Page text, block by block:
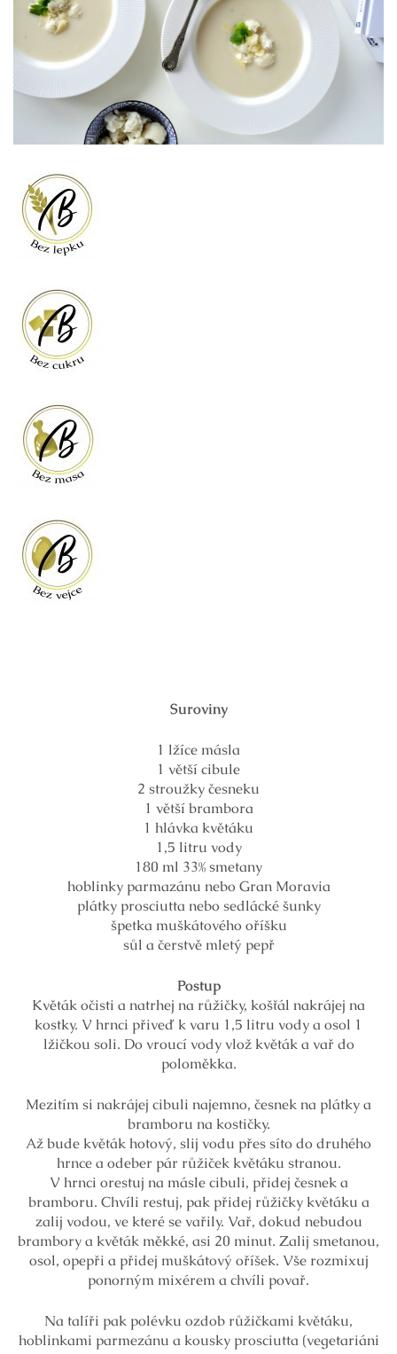
Suroviny
1 lžíce másla
1 větší cibule
2 stroužky česneku
1 větší brambora
1 hlávka květáku
1,5 litru vody
180 ml 33% smetany
hoblinky parmazánu nebo Gran Moravia
plátky prosciutta nebo sedlácké šunky
špetka muškátového oříšku
sůl a čerstvě mletý pepř
Postup
Květák očisti a natrhej na růžičky, košťál nakrájej na
kostky. V hrnci přiveď k varu 1,5 litru vody a osol 1
lžičkou soli. Do vroucí vody vlož květák a vař do
poloměkka.
Mezitím si nakrájej cibuli najemno, česnek na plátky a
bramboru na kostičky.
Až bude květák hotový, slij vodu přes síto do druhého
hrnce a odeber pár růžiček květáku stranou.
V hrnci orestuj na másle cibuli, přidej česnek a
bramboru. Chvíli restuj, pak přidej růžičky květáku a
zalij vodou, ve které se vařily. Vař, dokud nebudou
brambory a květák měkké, asi 20 minut. Zalij smetanou,
osol, opepři a přidej muškátový oříšek. Vše rozmixuj
ponorným mixérem a chvíli povař.
Na talíři pak polévku ozdob růžičkami květáku,
hoblinkami parmezánu a kousky prosciutta (vegetariáni